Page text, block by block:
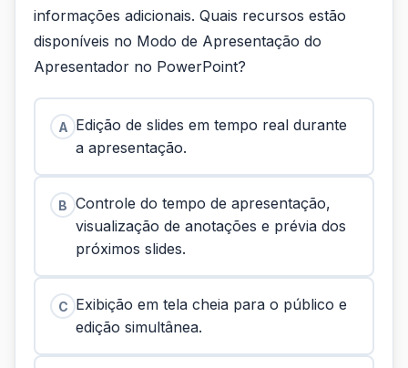
informações adicionais. Quais recursos estão
disponíveis no Modo de Apresentação do
Apresentador no PowerPoint?
A Edição de slides em tempo real durante
a apresentação.
B Controle do tempo de apresentação,
visualização de anotações e prévia dos
próximos slides.
C Exibição em tela cheia para o público e
edição simultânea.